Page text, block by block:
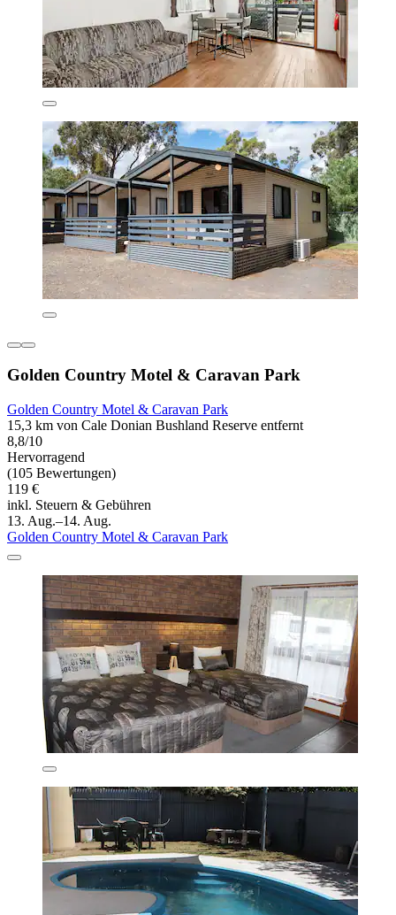
Golden Country Motel & Caravan Park
Golden Country Motel & Caravan Park
15,3 km von Cale Donian Bushland Reserve entfernt
8,8/10
Hervorragend
(105 Bewertungen)
119 €
inkl. Steuern & Gebühren
13. Aug.–14. Aug.
Golden Country Motel & Caravan Park